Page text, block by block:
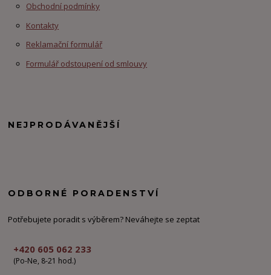
Obchodní podmínky
Kontakty
Reklamační formulář
Formulář odstoupení od smlouvy
NEJPRODÁVANĚJŠÍ
ODBORNÉ PORADENSTVÍ
Potřebujete poradit s výběrem? Neváhejte se zeptat
+420 605 062 233
(Po-Ne, 8-21 hod.)